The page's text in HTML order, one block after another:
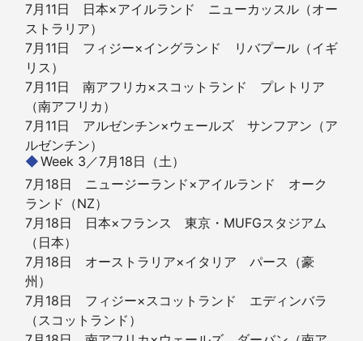
7月11日 日本×アイルランド ニューカッスル（オー
ストラリア）
7月11日 フィジー×イングランド リバプール（イギ
リス）
7月11日 南アフリカ×スコットランド プレトリア
（南アフリカ）
7月11日 アルゼンチン×ウェールズ サンフアン（ア
ルゼンチン）
Week 3／7月18日（土）
7月18日 ニュージーランド×アイルランド オーク
ランド（NZ）
7月18日 日本×フランス 東京・MUFGスタジアム
（日本）
7月18日 オーストラリア×イタリア パース（豪
州）
7月18日 フィジー×スコットランド エディンバラ
（スコットランド）